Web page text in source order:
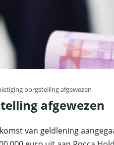
borgstelling afgewezen
afgewezen
van geldlening